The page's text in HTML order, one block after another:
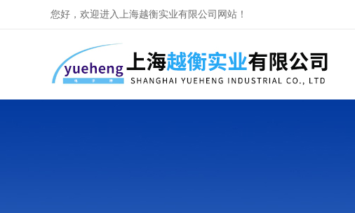
您好，欢迎进入上海越衡实业有限公司网站！